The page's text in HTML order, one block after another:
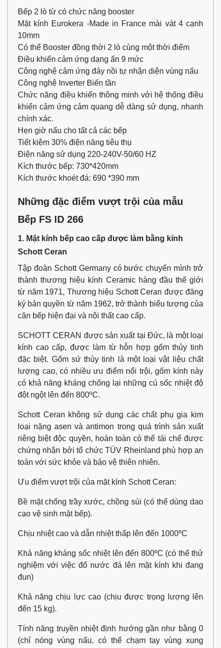
Bếp 2 lò từ có chức năng booster
Mặt kính Eurokera -Made in France mài vát 4 cạnh
10mm
Có thể Booster đồng thời 2 lò cùng một thời điểm
Điều khiển cảm ứng dạng ẩn 9 mức
Công nghệ cảm ứng đáy nồi tự nhận diện vùng nấu
Công nghệ Inverter Biến tần
Chức năng điều khiển thông minh với hệ thống điều
khiển cảm ứng cảm quang dễ dàng sử dụng, nhanh
chính xác.
Hẹn giờ nấu cho tất cả các bếp
Tiết kiệm 30% điện năng tiêu thụ
Điện năng sử dụng 220-240V-50/60 HZ
Kích thước bếp: 730*420mm
Kích thước khoét đá: 690 *390 mm
Những đặc điểm vượt trội của mẫu
Bếp FS ID 266
1. Mặt kính bếp cao cấp được làm bằng kính
Schott Ceran
Tập đoàn Schott Germany có bước chuyển mình trở
thành thương hiệu kính Ceramic hàng đầu thế giới
từ năm 1971, Thương hiệu Schott Ceran được đăng
ký bản quyền từ năm 1962, trở thành biểu tượng của
căn bếp hiện đại và nội thất cao cấp.
SCHOTT CERAN được sản xuất tại Đức, là một loại
kính cao cấp, được làm từ hỗn hợp gốm thủy tinh
đặc biệt. Gốm sứ thủy tinh là một loại vật liệu chất
lượng cao, có nhiều ưu điểm nổi trội, gốm kính này
có khả năng kháng chống lại những cú sốc nhiệt độ
đột ngột lên đến 800ºC.
Schott Ceran không sử dụng các chất phụ gia kim
loại nặng asen và antimon trong quá trình sản xuất
riêng biệt độc quyền, hoàn toàn có thể tái chế được
chứng nhận bởi tổ chức TÜV Rheinland phù hợp an
toàn với sức khỏe và bảo vệ thiên nhiên.
Ưu điểm vượt trội của mặt kính Schott Ceran:
Bề mặt chống trầy xước, chồng sùi (có thể dùng dao
cạo vệ sinh mặt bếp).
Chịu nhiệt cao và dẫn nhiệt thấp lên đến 1000ºC
Khả năng kháng sốc nhiệt lên đến 800ºC (có thể thử
nghiệm với việc đổ nước đá lên mặt kính khi đang
đun)
Khả năng chịu lực cao (chịu được trọng lượng lên
đến 15 kg).
Tính năng truyền nhiệt định hướng gần như bằng 0
(chỉ nóng vùng nấu, có thể chạm tay vùng xung